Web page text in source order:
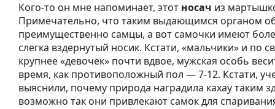
Кого-то он мне напоминает, этот носач из
Примечательно, что таким выдающимся органом
преимущественно самцы, а вот самочки имеют
слегка вздернутый носик. Кстати, «мальчики» и по
крупнее «девочек» почти вдвое, мужская особь
время, как противоположный пол — 7-12. Кстати,
выяснили, почему природа наградила кахау таким
возможно так они привлекают самок для